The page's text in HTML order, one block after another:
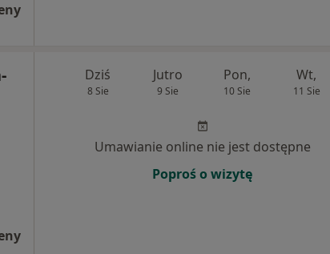
Dziś
8 Sie
Jutro
9 Sie
Pon,
10 Sie
Wt,
11 Sie
Umawianie online nie jest dostępne
Poproś o wizytę